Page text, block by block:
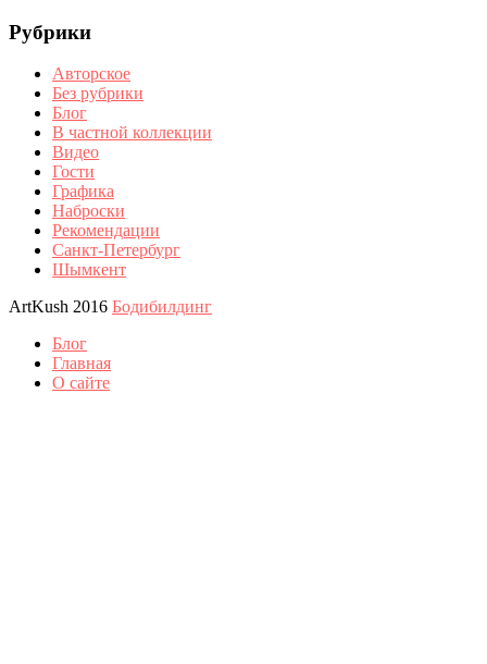
Рубрики
Авторское
Без рубрики
Блог
В частной коллекции
Видео
Гости
Графика
Наброски
Рекомендации
Санкт-Петербург
Шымкент
ArtKush 2016 Бодибилдинг
Блог
Главная
О сайте